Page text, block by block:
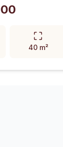
40 m²